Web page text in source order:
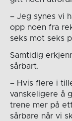
– Jeg synes vi
opp noen fra
seks mot seks
Samtidig
sårbart.
– Hvis flere i
vanskeligere å
trene mer på
sårbare når vi